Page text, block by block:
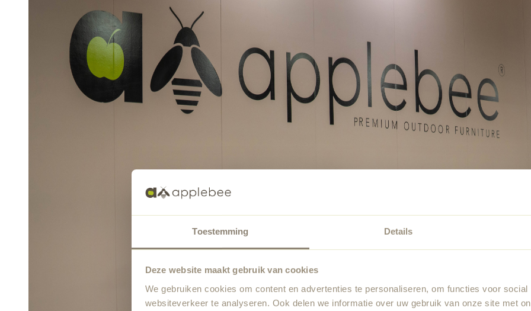
Toestemming Details
Deze website maakt gebruik van cookies
We gebruiken cookies om content en advertenties te personaliseren, om functies voor
websiteverkeer te analyseren. Ook delen we informatie over uw gebruik van onze site met